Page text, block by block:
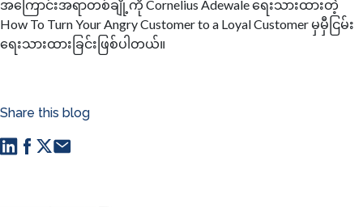
အကြောင်းအရာတစ်ချို့ကို Cornelius Adewale ရေးသားထားတဲ့
How To Turn Your Angry Customer to a Loyal Customer မှမှီငြမ်း
ရေးသားထားခြင်းဖြစ်ပါတယ်။
Share this blog